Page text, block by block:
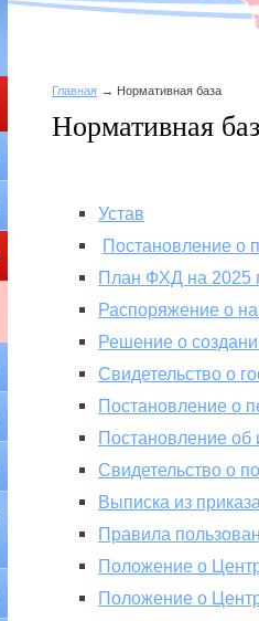
Главная Нормативная база
Нормативная
Устав
Постановление о
План ФХД на 2025
Распоряжение о
Решение о
Свидетельство о
Постановление о
Постановление об
Свидетельство о
Выписка из
Правила
Положение о
Положение о